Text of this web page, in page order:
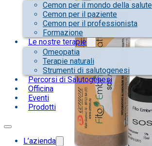
Cemon per il mondo della salute
Cemon per il paziente
Cemon per il professionista
Formazione
Le nostre terapie
Omeopatia
Terapie naturali
Strumenti di salutogenesi
Percorsi di Salutogenesi
Officina
Eventi
Prodotti
L’azienda